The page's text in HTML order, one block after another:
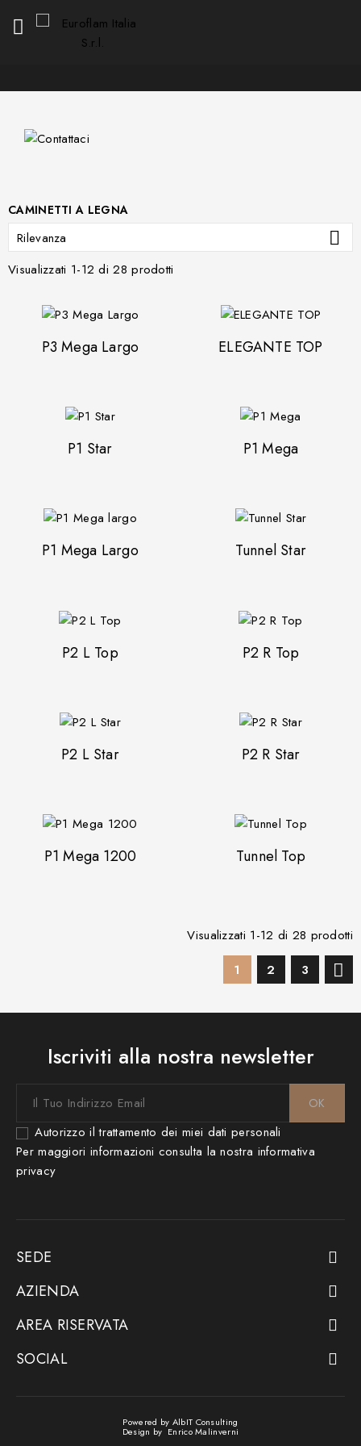

CAMINETTI A LEGNA
Rilevanza 
Visualizzati 1-12 di 28 prodotti
P3 Mega Largo ELEGANTE TOP
P1 Star P1 Mega
P1 Mega Largo Tunnel Star
P2 L Top P2 R Top
P2 L Star P2 R Star
P1 Mega 1200 Tunnel Top
Visualizzati 1-12 di 28 prodotti
1
2 3 
Iscriviti alla nostra newsletter
Autorizzo il trattamento dei miei dati personali
Per maggiori informazioni consulta la nostra informativa
privacy
SEDE 
AZIENDA 
AREA RISERVATA 
SOCIAL 
Powered by AlbIT Consulting
Design by Enrico Malinverni